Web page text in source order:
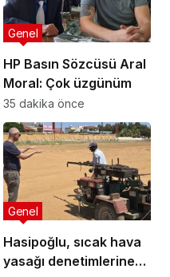
HP Basın Sözcüsü Aral
Moral: Çok üzgünüm
Genel
35 dakika önce
Hasipoğlu, sıcak hava
yasağı denetimlerine
Genel